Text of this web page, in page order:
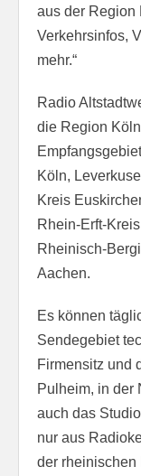
aus der Region
Verkehrsinfos,
mehr.“
Radio
die Region
Köln,
Kreis
Rhein-Erft-
Rheinisch-
Aachen.
Es können
Sendegebiet
Firmensitz und
Pulheim, in der
auch das
nur aus
der rheinischen